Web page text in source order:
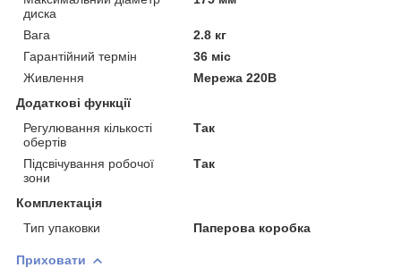
диска
Вага
2.8 кг
Гарантійний термін
36 міс
Живлення
Мережа 220В
Додаткові функції
Регулювання кількості
обертів
Так
Підсвічування робочої
зони
Так
Комплектація
Тип упаковки
Паперова коробка
Приховати